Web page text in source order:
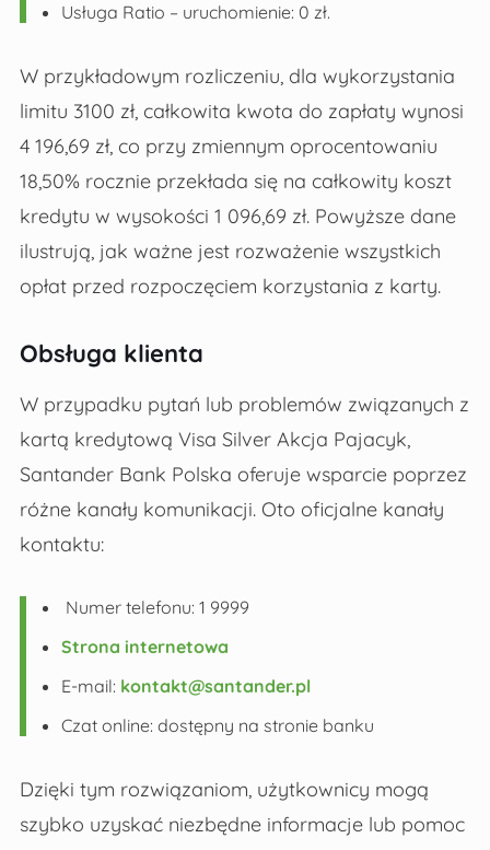
Usługa Ratio – uruchomienie: 0 zł.
W przykładowym rozliczeniu, dla wykorzystania
limitu 3100 zł, całkowita kwota do zapłaty wynosi
4 196,69 zł, co przy zmiennym oprocentowaniu
18,50% rocznie przekłada się na całkowity koszt
kredytu w wysokości 1 096,69 zł. Powyższe dane
ilustrują, jak ważne jest rozważenie wszystkich
opłat przed rozpoczęciem korzystania z karty.
Obsługa klienta
W przypadku pytań lub problemów związanych z
kartą kredytową Visa Silver Akcja Pajacyk,
Santander Bank Polska oferuje wsparcie poprzez
różne kanały komunikacji. Oto oficjalne kanały
kontaktu:
Numer telefonu: 1 9999
Strona internetowa
E-mail: kontakt@santander.pl
Czat online: dostępny na stronie banku
Dzięki tym rozwiązaniom, użytkownicy mogą
szybko uzyskać niezbędne informacje lub pomoc